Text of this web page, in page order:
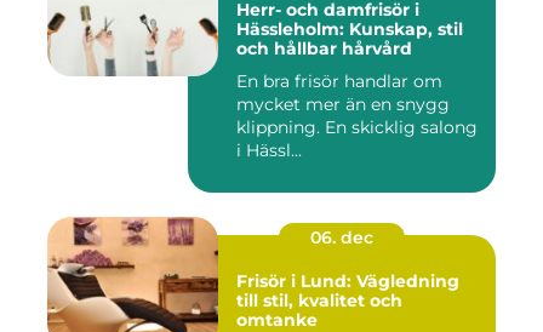
Herr- och damfrisör i
Hässleholm: Kunskap, stil
och hållbar hårvård
En bra frisör handlar om
mycket mer än en snygg
klippning. En skicklig salong
i Hässl...
06. dec
Frisör i Lund: Vägledning
till stil, kvalitet och
omtanke